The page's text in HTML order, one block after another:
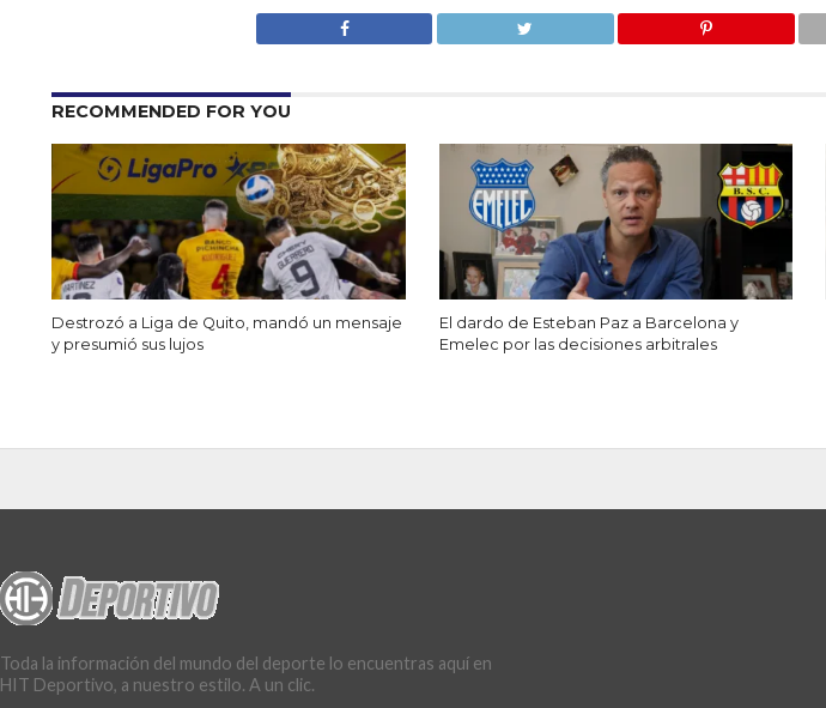
RECOMMENDED FOR YOU
Destrozó a Liga de Quito, mandó un mensaje
y presumió sus lujos
El dardo de Esteban Paz a Barcelona y
Emelec por las decisiones arbitrales
jugará para Barcelona en el 2023
Posted onoctubre 28, 2022